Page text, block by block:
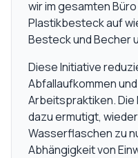
wir im gesamten
Plastikbesteck auf
Besteck und Becher
Diese Initiative
Abfallaufkommen
Arbeitspraktiken.
dazu ermutigt,
Wasserflaschen zu
Abhängigkeit von